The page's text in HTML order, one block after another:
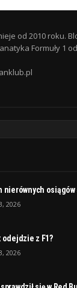
od 2010 roku.
Formuły 1
nierównych osiągów
2026
odejdzie z F1?
2026